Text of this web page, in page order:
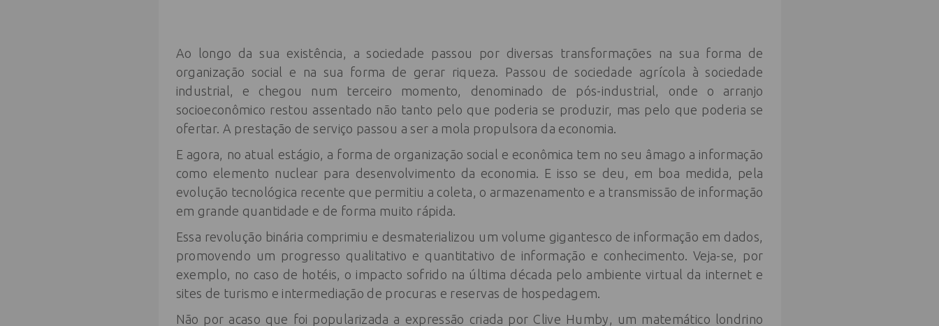
Ao longo da sua existência, a sociedade passou por diversas transformações na sua forma de
organização social e na sua forma de gerar riqueza. Passou de sociedade agrícola à sociedade
industrial, e chegou num terceiro momento, denominado de pós-industrial, onde o arranjo
socioeconômico restou assentado não tanto pelo que poderia se produzir, mas pelo que poderia se
ofertar. A prestação de serviço passou a ser a mola propulsora da economia.
E agora, no atual estágio, a forma de organização social e econômica tem no seu âmago a informação
como elemento nuclear para desenvolvimento da economia. E isso se deu, em boa medida, pela
evolução tecnológica recente que permitiu a coleta, o armazenamento e a transmissão de informação
em grande quantidade e de forma muito rápida.
Essa revolução binária comprimiu e desmaterializou um volume gigantesco de informação em dados,
promovendo um progresso qualitativo e quantitativo de informação e conhecimento. Veja-se, por
exemplo, no caso de hotéis, o impacto sofrido na última década pelo ambiente virtual da internet e
sites de turismo e intermediação de procuras e reservas de hospedagem.
Não por acaso que foi popularizada a expressão criada por Clive Humby, um matemático londrino